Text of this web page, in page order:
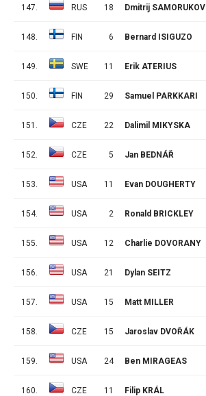
147. RUS 18 Dmitrij SAMORUKOV
148. FIN 6 Bernard ISIGUZO
149. SWE 11 Erik ATERIUS
150. FIN 29 Samuel PARKKARI
151. CZE 22 Dalimil MIKYSKA
152. CZE 5 Jan BEDNÁŘ
153. USA 11 Evan DOUGHERTY
154. USA 2 Ronald BRICKLEY
155. USA 12 Charlie DOVORANY
156. USA 21 Dylan SEITZ
157. USA 15 Matt MILLER
158. CZE 15 Jaroslav DVOŘÁK
159. USA 24 Ben MIRAGEAS
160. CZE 11 Filip KRÁL